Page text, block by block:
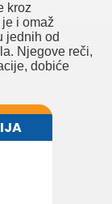
kroz
i omaž
jednih od
Njegove reči,
dobiće